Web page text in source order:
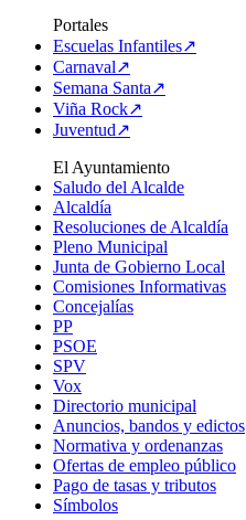
Portales
Escuelas Infantiles↗
Carnaval↗
Semana Santa↗
Viña Rock↗
Juventud↗
El Ayuntamiento
Saludo del Alcalde
Alcaldía
Resoluciones de Alcaldía
Pleno Municipal
Junta de Gobierno Local
Comisiones Informativas
Concejalías
PP
PSOE
SPV
Vox
Directorio municipal
Anuncios, bandos y edictos
Normativa y ordenanzas
Ofertas de empleo público
Pago de tasas y tributos
Símbolos